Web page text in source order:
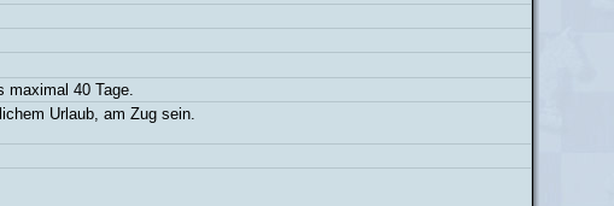
maximal 40 Tage.
Urlaub, am Zug sein.